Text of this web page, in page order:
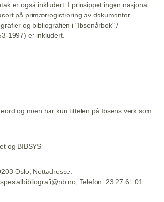
er også inkludert. I prinsippet ingen nasjonal
på primærregistrering av dokumenter.
og bibliografien i "Ibsenårbok" /
1997) er inkludert.
og noen har kun tittelen på Ibsens verk som
og BIBSYS
Oslo, Nettadresse:
Telefon: 23 27 61 01